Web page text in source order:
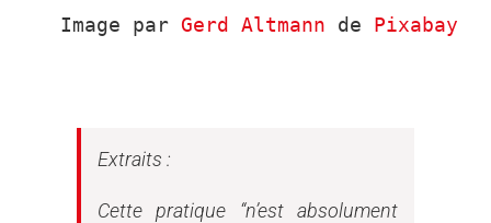
Image par Gerd Altmann de Pixabay
Extraits :
Cette pratique “n’est absolument